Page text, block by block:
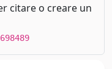
citare o creare un